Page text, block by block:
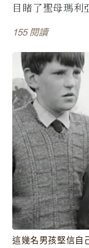
目睹了聖母瑪利
155 閱讀
這幾名男孩堅信自